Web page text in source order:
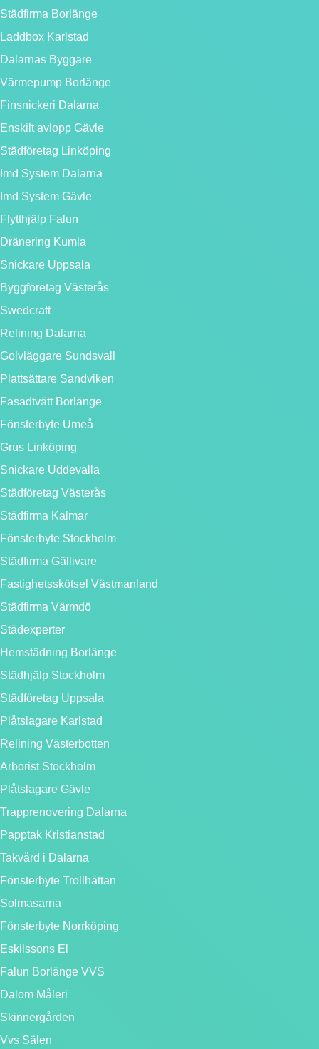
Städfirma Borlänge
Laddbox Karlstad
Dalarnas Byggare
Värmepump Borlänge
Finsnickeri Dalarna
Enskilt avlopp Gävle
Städföretag Linköping
Imd System Dalarna
Imd System Gävle
Flytthjälp Falun
Dränering Kumla
Snickare Uppsala
Byggföretag Västerås
Swedcraft
Relining Dalarna
Golvläggare Sundsvall
Plattsättare Sandviken
Fasadtvätt Borlänge
Fönsterbyte Umeå
Grus Linköping
Snickare Uddevalla
Städföretag Västerås
Städfirma Kalmar
Fönsterbyte Stockholm
Städfirma Gällivare
Fastighetsskötsel Västmanland
Städfirma Värmdö
Städexperter
Hemstädning Borlänge
Städhjälp Stockholm
Städföretag Uppsala
Plåtslagare Karlstad
Relining Västerbotten
Arborist Stockholm
Plåtslagare Gävle
Trapprenovering Dalarna
Papptak Kristianstad
Takvård i Dalarna
Fönsterbyte Trollhättan
Solmasarna
Fönsterbyte Norrköping
Eskilssons El
Falun Borlänge VVS
Dalom Måleri
Skinnergården
Vvs Sälen